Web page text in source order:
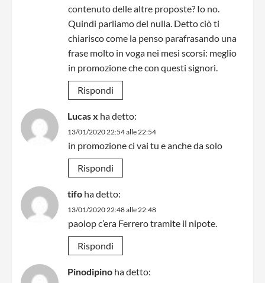
contenuto delle altre proposte? Io no.
Quindi parliamo del nulla. Detto ciò ti
chiarisco come la penso parafrasando una
frase molto in voga nei mesi scorsi: meglio
in promozione che con questi signori.
Rispondi
Lucas x ha detto:
13/01/2020 22:54 alle 22:54
in promozione ci vai tu e anche da solo
Rispondi
tifo ha detto:
13/01/2020 22:48 alle 22:48
paolop c’era Ferrero tramite il nipote.
Rispondi
Pinodipino ha detto: